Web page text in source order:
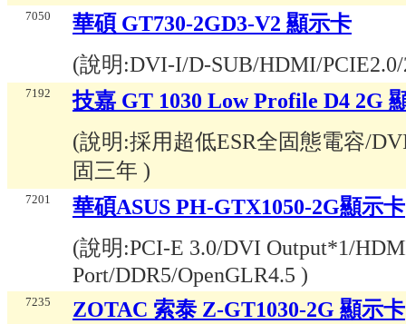
7050
華碩 GT730-2GD3-V2 顯示卡
(說明:DVI-I/D-SUB/HDMI/
7192
技嘉 GT 1030 Low Profile D4 2G
(說明:採用超低ESR全固態電容/
固三年 )
7201
華碩ASUS PH-GTX1050-2G顯示卡
(說明:PCI-E 3.0/DVI Output*1/
Port/DDR5/OpenGLR4.5 )
7235
ZOTAC 索泰 Z-GT1030-2G 顯示卡